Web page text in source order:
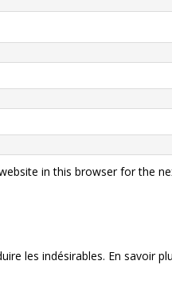
in this browser for the
les indésirables. En savoir